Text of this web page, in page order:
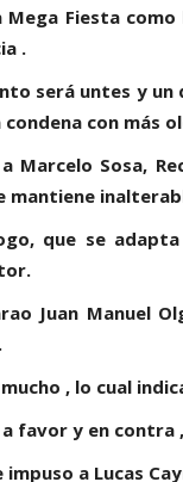
Fiesta
.
será untes y un
condena con más
Marcelo Sosa,
mantiene
que se
Juan Manuel
, lo cual
favor y en contra
a Lucas